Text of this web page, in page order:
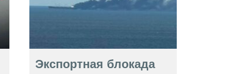
Экспортная блокада